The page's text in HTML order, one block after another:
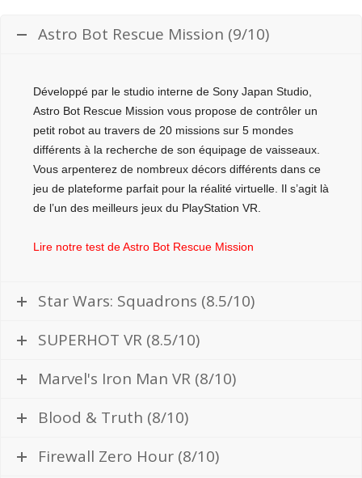
Astro Bot Rescue Mission (9/10)
Développé par le studio interne de Sony Japan Studio,
Astro Bot Rescue Mission vous propose de contrôler un
petit robot au travers de 20 missions sur 5 mondes
différents à la recherche de son équipage de vaisseaux.
Vous arpenterez de nombreux décors différents dans ce
jeu de plateforme parfait pour la réalité virtuelle. Il s’agit là
de l’un des meilleurs jeux du PlayStation VR.
Lire notre test de Astro Bot Rescue Mission
Star Wars: Squadrons (8.5/10)
SUPERHOT VR (8.5/10)
Marvel's Iron Man VR (8/10)
Blood & Truth (8/10)
Firewall Zero Hour (8/10)